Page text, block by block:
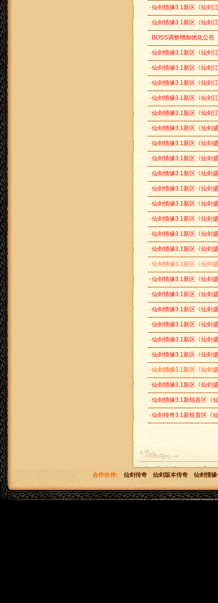
仙剑情缘3.1新区《仙剑
仙剑情缘3.1新区《仙剑
BOSS调整增加优化公告
仙剑情缘3.1新区《仙剑
仙剑情缘3.1新区《仙剑
仙剑情缘3.1新区《仙剑
仙剑情缘3.1新区《仙剑
仙剑情缘3.1新区《仙剑
仙剑情缘3.1新区《仙剑
仙剑情缘3.1新区《仙剑
仙剑情缘3.1新区《仙剑
仙剑情缘3.1新区《仙剑
仙剑情缘3.1新区《仙剑
仙剑情缘3.1新区《仙剑
仙剑情缘3.1新区《仙剑
仙剑情缘3.1新区《仙剑
仙剑情缘3.1新区《仙剑
仙剑情缘3.1新区《仙剑
仙剑情缘3.1新区《仙剑
仙剑情缘3.1新区《仙剑
仙剑情缘3.1新区《仙剑
仙剑情缘3.1新区《仙剑
仙剑情缘3.1新区《仙剑
仙剑情缘3.1新区《仙剑
仙剑情缘3.1新区《仙剑
仙剑情缘3.1新区《仙剑
仙剑情缘3.1新组首区《
仙剑传奇3.1新组首区《
合作伙伴: 仙剑传奇 仙剑版本传奇 仙剑情